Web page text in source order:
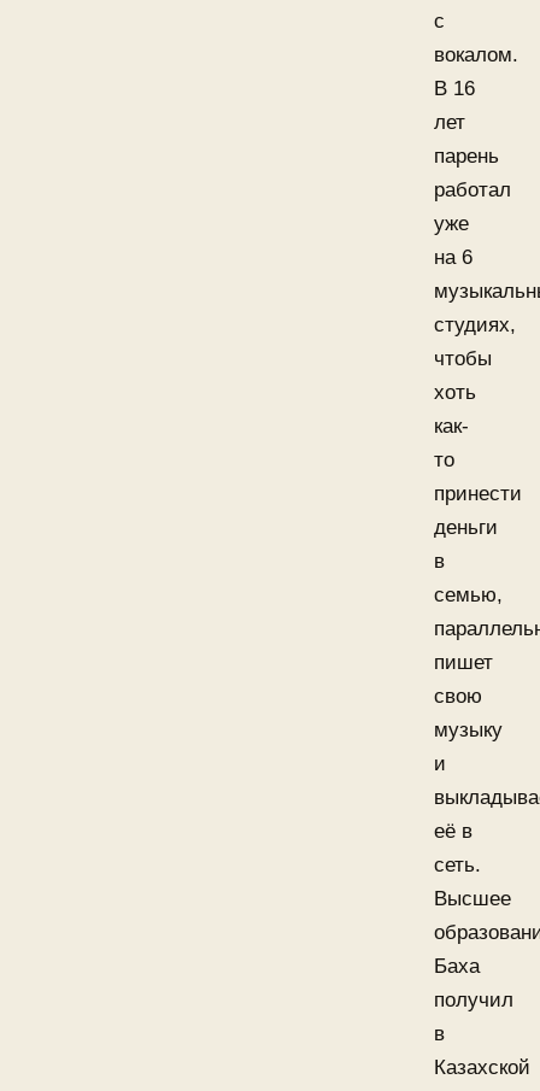
с
вокалом.
В 16
лет
парень
работал
уже
на 6
студиях,
чтобы
хоть
как-
то
принести
деньги
в
семью,
пишет
свою
музыку
и
её в
сеть.
Высшее
Баха
получил
в
Казахской